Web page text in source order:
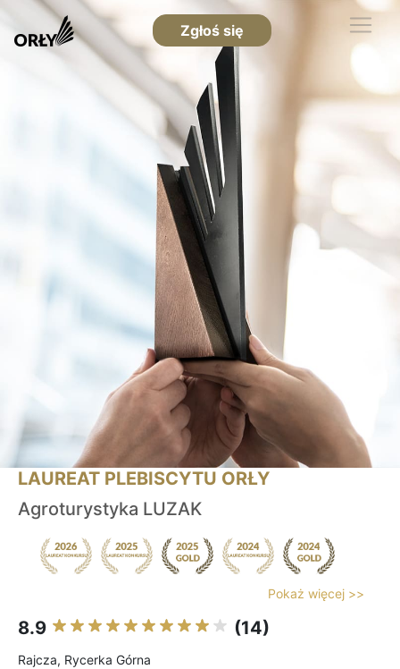
Zgłoś się
LAUREAT PLEBISCYTU ORŁY
Agroturystyka LUZAK
Pokaż więcej >>
8.9 (14)
Rajcza, Rycerka Górna